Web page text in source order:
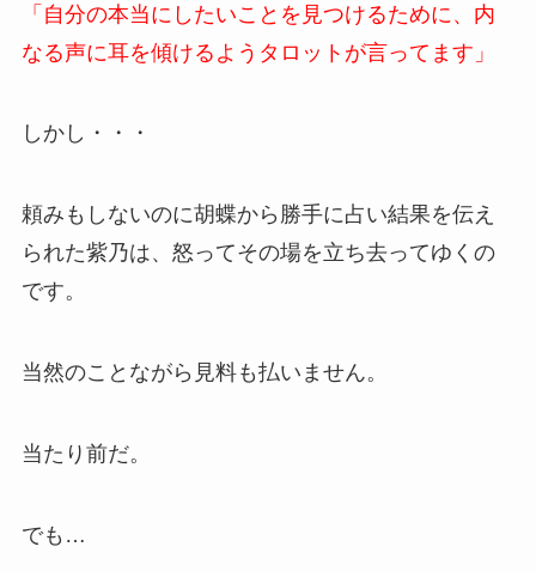
「自分の本当にしたいことを見つけるために、内
なる声に耳を傾けるようタロットが言ってます」
しかし・・・
頼みもしないのに胡蝶から勝手に占い結果を伝え
られた紫乃は、怒ってその場を立ち去ってゆくの
です。
当然のことながら見料も払いません。
当たり前だ。
でも…